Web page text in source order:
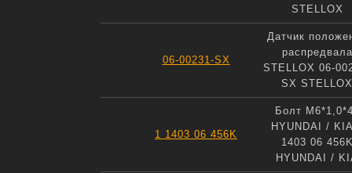
STELLOX
06-00231-SX
Датчик
распредвала
STELLOX 06-
SX STELLOX
1 1403 06 456K
Болт
HYUNDAI /
1403 06
HYUNDAI /